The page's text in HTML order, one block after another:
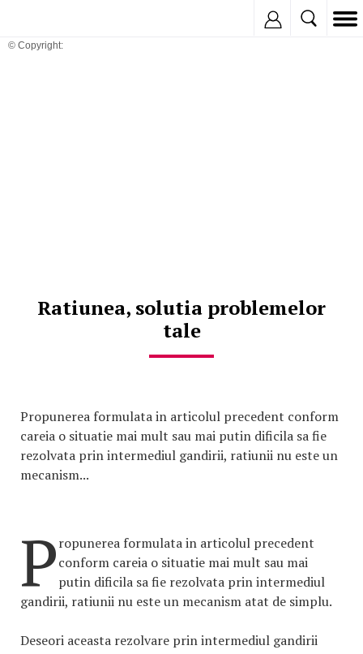
© Copyright:
Ratiunea, solutia problemelor
tale
Propunerea formulata in articolul precedent conform
careia o situatie mai mult sau mai putin dificila sa fie
rezolvata prin intermediul gandirii, ratiunii nu este un
mecanism...
Propunerea formulata in articolul precedent
conform careia o situatie mai mult sau mai
putin dificila sa fie rezolvata prin intermediul
gandirii, ratiunii nu este un mecanism atat de simplu.
Deseori aceasta rezolvare prin intermediul gandirii